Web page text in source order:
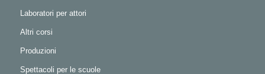
Laboratori per attori
Altri corsi
Produzioni
Spettacoli per le scuole